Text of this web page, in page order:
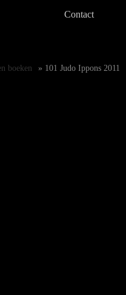
Contact
boeken » 101 Judo Ippons 2011